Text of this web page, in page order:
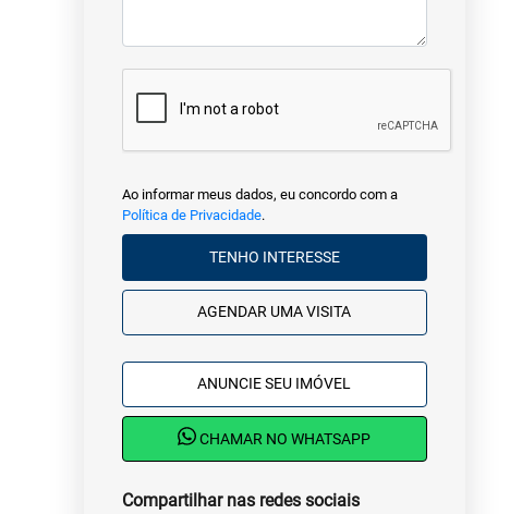
Ao informar meus dados, eu concordo com a
Política de Privacidade.
TENHO INTERESSE
AGENDAR UMA VISITA
ANUNCIE SEU IMÓVEL
CHAMAR NO WHATSAPP
Compartilhar nas redes sociais